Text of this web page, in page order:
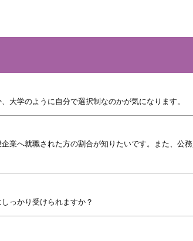
大学のように自分で選択制なのかが気になります 。
業へ就職された方の割合が知りたいです。また、公
っかり受けられますか？